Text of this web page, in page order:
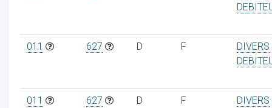
011 627 D F
DIVERS
011 627 D F
DIVERS